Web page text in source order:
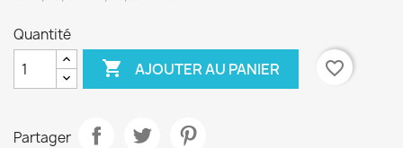
Quantité
 AJOUTER AU PANIER favorite_border
Partager